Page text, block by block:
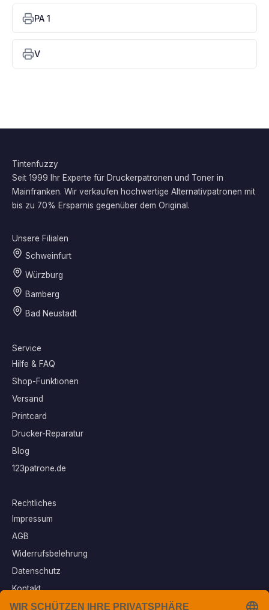
PA 1
V
Tintenfuzzy
Seit 1999 Ihr Experte für Druckerpatronen und Toner in
Mainfranken. Wir verkaufen hochwertige Alternativpatronen mit
bis zu 70% Ersparnis gegenüber dem Original.
Unsere Filialen
Schweinfurt
Würzburg
Bamberg
Bad Neustadt
Service
Hilfe & FAQ
Shop-Funktionen
Versand
Printcard
Drucker-Reparatur
Blog
123patrone.de
Rechtliches
Impressum
AGB
Widerrufsbelehrung
Datenschutz
Kontakt
Vertrag widerrufen